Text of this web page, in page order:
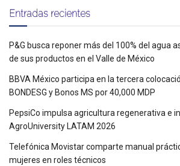
Entradas recientes
P&G busca reponer más del 100% del agua
de sus productos en el Valle de México
BBVA México participa en la tercera
BONDESG y Bonos MS por 40,000 MDP
PepsiCo impulsa agricultura regenerativa e
AgroUniversity LATAM 2026
Telefónica Movistar comparte manual
mujeres en roles técnicos